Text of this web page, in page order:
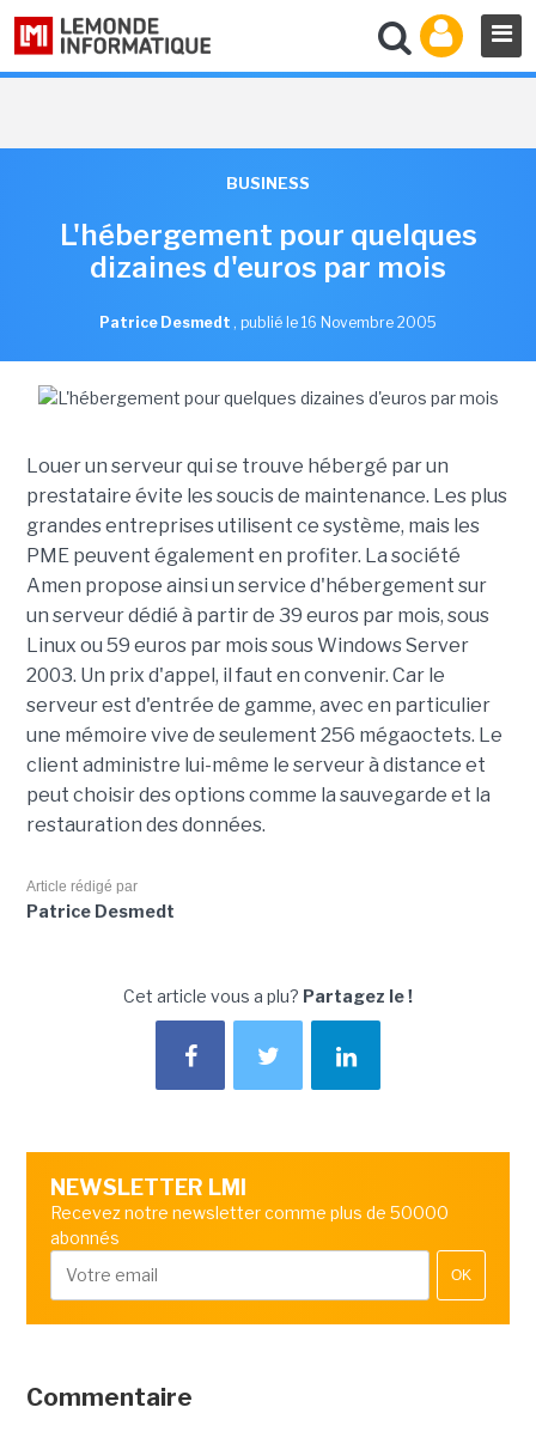
BUSINESS
L'hébergement pour quelques
dizaines d'euros par mois
Patrice Desmedt , publié le 16 Novembre 2005
Louer un serveur qui se trouve hébergé par un
prestataire évite les soucis de maintenance. Les plus
grandes entreprises utilisent ce système, mais les
PME peuvent également en profiter. La société
Amen propose ainsi un service d'hébergement sur
un serveur dédié à partir de 39 euros par mois, sous
Linux ou 59 euros par mois sous Windows Server
2003. Un prix d'appel, il faut en convenir. Car le
serveur est d'entrée de gamme, avec en particulier
une mémoire vive de seulement 256 mégaoctets. Le
client administre lui-même le serveur à distance et
peut choisir des options comme la sauvegarde et la
restauration des données.
Article rédigé par
Patrice Desmedt
Cet article vous a plu? Partagez le !
NEWSLETTER LMI
Recevez notre newsletter comme plus de 50000
abonnés
OK
Commentaire